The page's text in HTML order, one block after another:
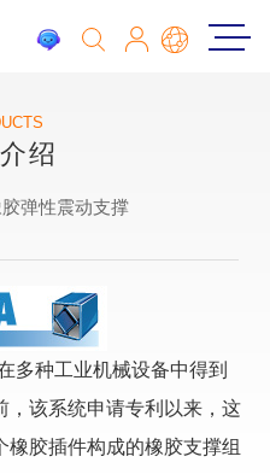
绍
弹性震动支撑
多种工业机械设备中得到
，该系统申请专利以来，这
胶插件构成的橡胶支撑组